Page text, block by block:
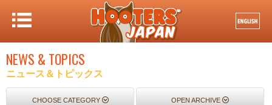
NEWS & TOPICS
ニュース＆トピックス
CHOOSE CATEGORY OPEN ARCHIVE